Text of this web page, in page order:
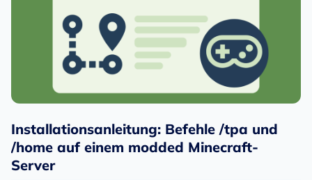
Installationsanleitung: Befehle /tpa und
/home auf einem modded Minecraft-
Server